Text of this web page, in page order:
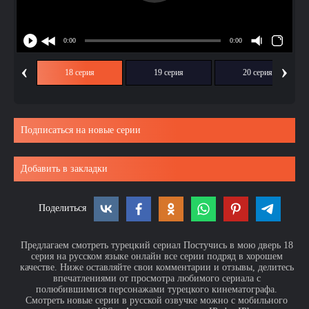
‹ 18 серия 19 серия 20 серия ›
Подписаться на новые серии
Добавить в закладки
Поделиться
Предлагаем смотреть турецкий сериал Постучись в мою дверь 18
серия на русском языке онлайн все серии подряд в хорошем
качестве. Ниже оставляйте свои комментарии и отзывы, делитесь
впечатлениями от просмотра любимого сериала с
полюбившимися персонажами турецкого кинематографа.
Смотреть новые серии в русской озвучке можно с мобильного